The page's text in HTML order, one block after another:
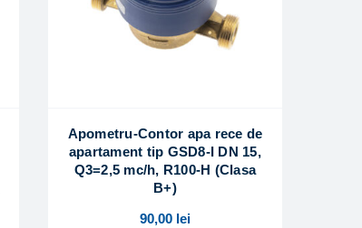
Apometru-Contor apa rece de
apartament tip GSD8-I DN 15,
Q3=2,5 mc/h, R100-H (Clasa
B+)
90,00 lei